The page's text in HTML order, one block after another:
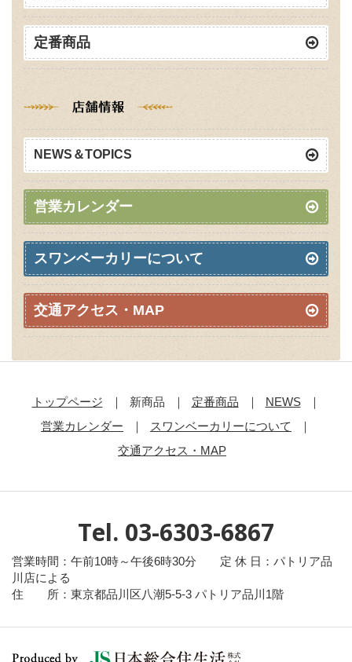
定番商品
NEWS＆TOPICS
営業カレンダー
スワンベーカリーについて
交通アクセス・MAP
トップページ 新商品 定番商品
NEWS
営業カレンダー
スワンベーカリーについて
交通アクセス・MAP
Tel. 03-6303-6867
営業時間：午前10時～午後6時30分 定 休 日：パトリア品
川店による
住 所：東京都品川区八潮5-5-3 パトリア品川1階